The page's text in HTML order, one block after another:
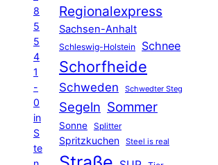
8
5
5
4
1
-
0
in
S
te
Regionalexpress
Sachsen-Anhalt
Schleswig-Holstein Schnee
Schorfheide
Schweden Schwedter Steg
Segeln Sommer
Sonne Splitter
Spritzkuchen Steel is real